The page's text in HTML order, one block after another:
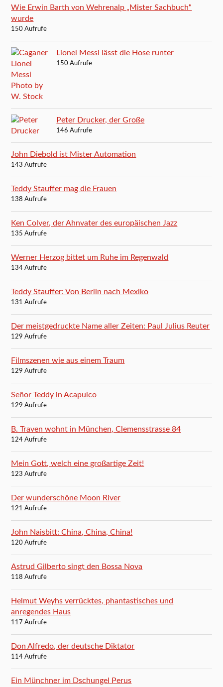
Wie Erwin Barth von Wehrenalp „Mister Sachbuch“
wurde
150 Aufrufe
Lionel Messi lässt die Hose runter
150 Aufrufe
Peter Drucker, der Große
146 Aufrufe
John Diebold ist Mister Automation
143 Aufrufe
Teddy Stauffer mag die Frauen
138 Aufrufe
Ken Colyer, der Ahnvater des europäischen Jazz
135 Aufrufe
Werner Herzog bittet um Ruhe im Regenwald
134 Aufrufe
Teddy Stauffer: Von Berlin nach Mexiko
131 Aufrufe
Der meistgedruckte Name aller Zeiten: Paul Julius Reuter
129 Aufrufe
Filmszenen wie aus einem Traum
129 Aufrufe
Señor Teddy in Acapulco
129 Aufrufe
B. Traven wohnt in München, Clemensstrasse 84
124 Aufrufe
Mein Gott, welch eine großartige Zeit!
123 Aufrufe
Der wunderschöne Moon River
121 Aufrufe
John Naisbitt: China, China, China!
120 Aufrufe
Astrud Gilberto singt den Bossa Nova
118 Aufrufe
Helmut Weyhs verrücktes, phantastisches und
anregendes Haus
117 Aufrufe
Don Alfredo, der deutsche Diktator
114 Aufrufe
Ein Münchner im Dschungel Perus